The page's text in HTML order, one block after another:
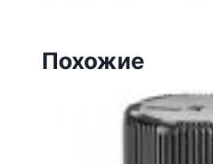
Похожие